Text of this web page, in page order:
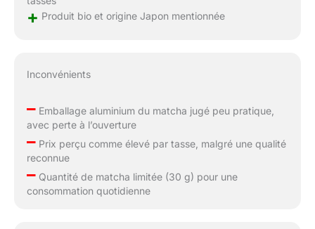
+ Produit bio et origine Japon mentionnée
Inconvénients
–Emballage aluminium du matcha jugé peu pratique,
avec perte à l’ouverture
–Prix perçu comme élevé par tasse, malgré une qualité
reconnue
–Quantité de matcha limitée (30 g) pour une
consommation quotidienne